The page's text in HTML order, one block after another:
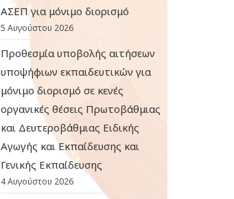
ΑΣΕΠ για μόνιμο διορισμό
5 Αυγούστου 2026
Προθεσμία υποβολής αιτήσεων
υποψήφιων εκπαιδευτικών για
μόνιμο διορισμό σε κενές
οργανικές θέσεις Πρωτοβάθμιας
και Δευτεροβάθμιας Ειδικής
Αγωγής και Εκπαίδευσης και
Γενικής Εκπαίδευσης
4 Αυγούστου 2026